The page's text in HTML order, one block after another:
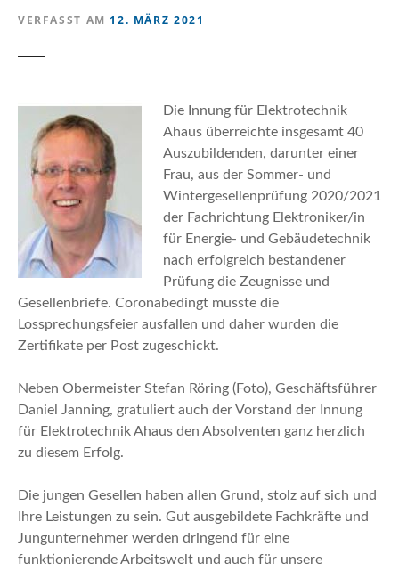
VERFASST AM 12. MÄRZ 2021
Die Innung für Elektrotechnik
Ahaus überreichte insgesamt 40
Auszubildenden, darunter einer
Frau, aus der Sommer- und
Wintergesellenprüfung 2020/2021
der Fachrichtung Elektroniker/in
für Energie- und Gebäudetechnik
nach erfolgreich bestandener
Prüfung die Zeugnisse und
Gesellenbriefe. Coronabedingt musste die
Lossprechungsfeier ausfallen und daher wurden die
Zertifikate per Post zugeschickt.
Neben Obermeister Stefan Röring (Foto), Geschäftsführer
Daniel Janning, gratuliert auch der Vorstand der Innung
für Elektrotechnik Ahaus den Absolventen ganz herzlich
zu diesem Erfolg.
Die jungen Gesellen haben allen Grund, stolz auf sich und
Ihre Leistungen zu sein. Gut ausgebildete Fachkräfte und
Jungunternehmer werden dringend für eine
funktionierende Arbeitswelt und auch für unsere